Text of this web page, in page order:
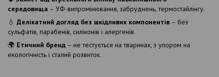
середовища – УФ-випромінювання, забруднень, термостайлінгу.
💧 Делікатний догляд без шкідливих компонентів – без
сульфатів, парабенів, силіконів і алергенів.
🌍 Етичний бренд – не тестується на тваринах, з упором на
екологічність і сталий розвиток.